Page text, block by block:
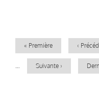
Première
« Première
Page
‹
Page
Suivante ›